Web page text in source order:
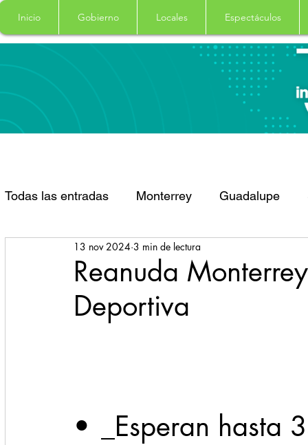
Inicio Gobierno Locales Espectáculos
Todas las entradas Monterrey Guadalupe
Santa Catarina San Pedro Garza Garcia
Espectaculos Clima
1 enero
Reanuda
Deportiva
13 nov 2024 3 min de lectura
•	_Esperan hasta 35 mil usuarios en el